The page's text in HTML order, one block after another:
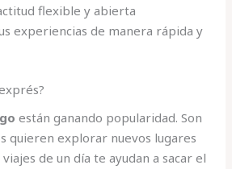
flexible y abierta
experiencias de manera rápida y
están ganando popularidad. Son
quieren explorar nuevos lugares
de un día te ayudan a sacar el